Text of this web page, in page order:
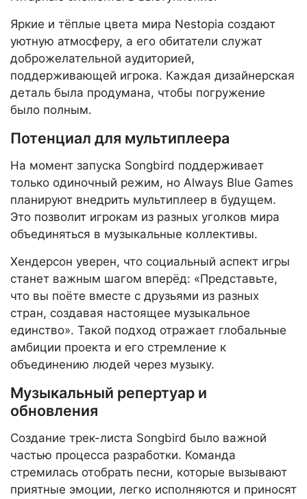
Яркие и тёплые цвета мира Nestopia создают
уютную атмосферу, а его обитатели служат
доброжелательной аудиторией,
поддерживающей игрока. Каждая дизайнерская
деталь была продумана, чтобы погружение
было полным.
Потенциал для мультиплеера
На момент запуска Songbird поддерживает
только одиночный режим, но Always Blue Games
планируют внедрить мультиплеер в будущем.
Это позволит игрокам из разных уголков мира
объединяться в музыкальные коллективы.
Хендерсон уверен, что социальный аспект игры
станет важным шагом вперёд: «Представьте,
что вы поёте вместе с друзьями из разных
стран, создавая настоящее музыкальное
единство». Такой подход отражает глобальные
амбиции проекта и его стремление к
объединению людей через музыку.
Музыкальный репертуар и
обновления
Создание трек-листа Songbird было важной
частью процесса разработки. Команда
стремилась отобрать песни, которые вызывают
приятные эмоции, легко исполняются и приносят